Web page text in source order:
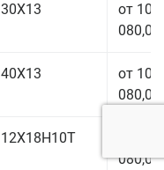
30Х13
от 101
080,00
40Х13
от 101
080,00
12Х18Н10Т
080,00